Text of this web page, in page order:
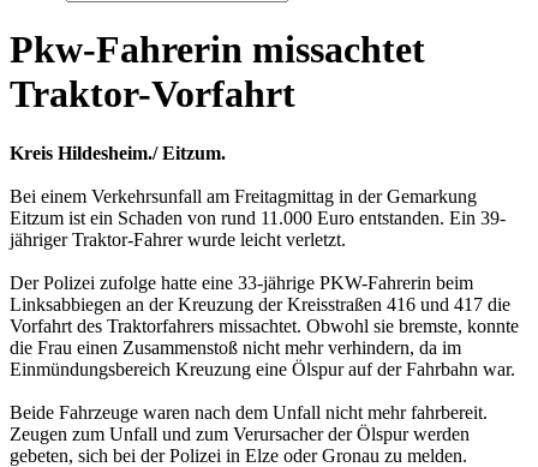
Pkw-Fahrerin missachtet
Traktor-Vorfahrt
Kreis Hildesheim./ Eitzum.
Bei einem Verkehrsunfall am Freitagmittag in der Gemarkung
Eitzum ist ein Schaden von rund 11.000 Euro entstanden. Ein 39-
jähriger Traktor-Fahrer wurde leicht verletzt.
Der Polizei zufolge hatte eine 33-jährige PKW-Fahrerin beim
Linksabbiegen an der Kreuzung der Kreisstraßen 416 und 417 die
Vorfahrt des Traktorfahrers missachtet. Obwohl sie bremste, konnte
die Frau einen Zusammenstoß nicht mehr verhindern, da im
Einmündungsbereich Kreuzung eine Ölspur auf der Fahrbahn war.
Beide Fahrzeuge waren nach dem Unfall nicht mehr fahrbereit.
Zeugen zum Unfall und zum Verursacher der Ölspur werden
gebeten, sich bei der Polizei in Elze oder Gronau zu melden.